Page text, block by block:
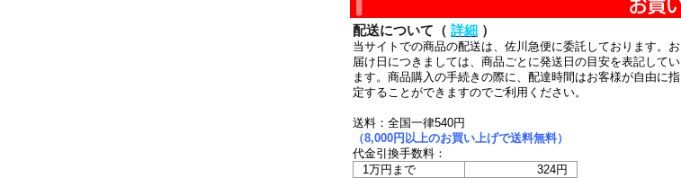
配送について（ 詳細 ）
当サイトでの商品の配送は、佐川急便に委託しております。お
届け日につきましては、商品ごとに発送日の目安を表記してい
ます。商品購入の手続きの際に、配達時間はお客様が自由に指
定することができますのでご利用ください。
送料：全国一律540円
（8,000円以上のお買い上げで送料無料）
代金引換手数料：
1万円まで
324円